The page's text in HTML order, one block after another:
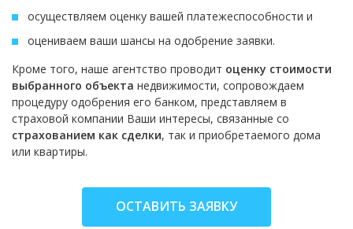
осуществляем оценку вашей платежеспособности и
оцениваем ваши шансы на одобрение заявки.
Кроме того, наше агентство проводит оценку стоимости
выбранного объекта недвижимости, сопровождаем
процедуру одобрения его банком, представляем в
страховой компании Ваши интересы, связанные со
страхованием как сделки, так и приобретаемого дома
или квартиры.
ОСТАВИТЬ ЗАЯВКУ